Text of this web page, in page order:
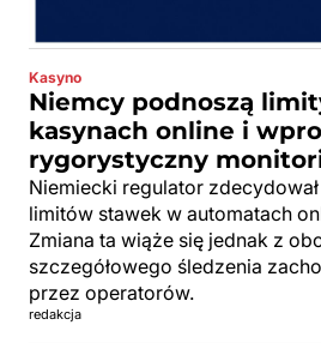
Kasyno
Niemcy podnoszą
kasynach online i
rygorystyczny
Niemiecki regulator
limitów stawek w automatach
Zmiana ta wiąże się jednak z
szczegółowego śledzenia
przez operatorów.
redakcja